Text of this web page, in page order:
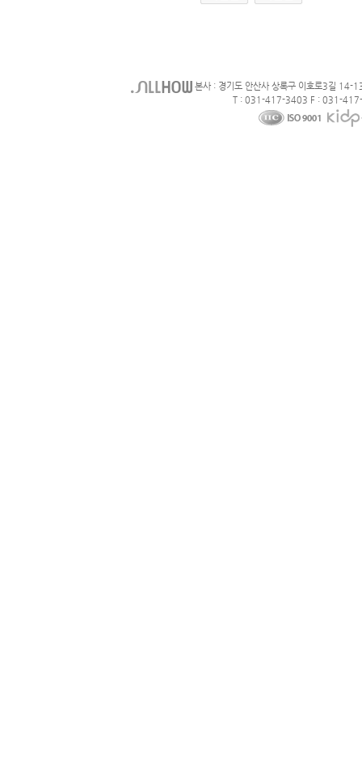
본사 : 경기도 안산사 상록구 이호로3길 14-
T : 031-417-3403 F : 031-